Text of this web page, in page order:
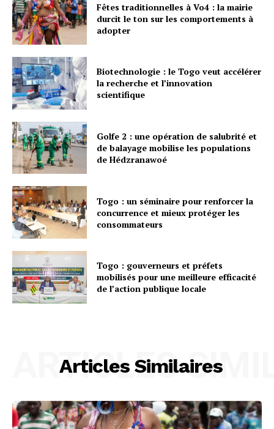
Fêtes traditionnelles à Vo4 : la mairie
durcit le ton sur les comportements à
adopter
Biotechnologie : le Togo veut accélérer
la recherche et l’innovation
scientifique
Golfe 2 : une opération de salubrité et
de balayage mobilise les populations
de Hédzranawoé
Togo : un séminaire pour renforcer la
concurrence et mieux protéger les
consommateurs
Togo : gouverneurs et préfets
mobilisés pour une meilleure efficacité
de l’action publique locale
Articles Similaires
ARTICLES